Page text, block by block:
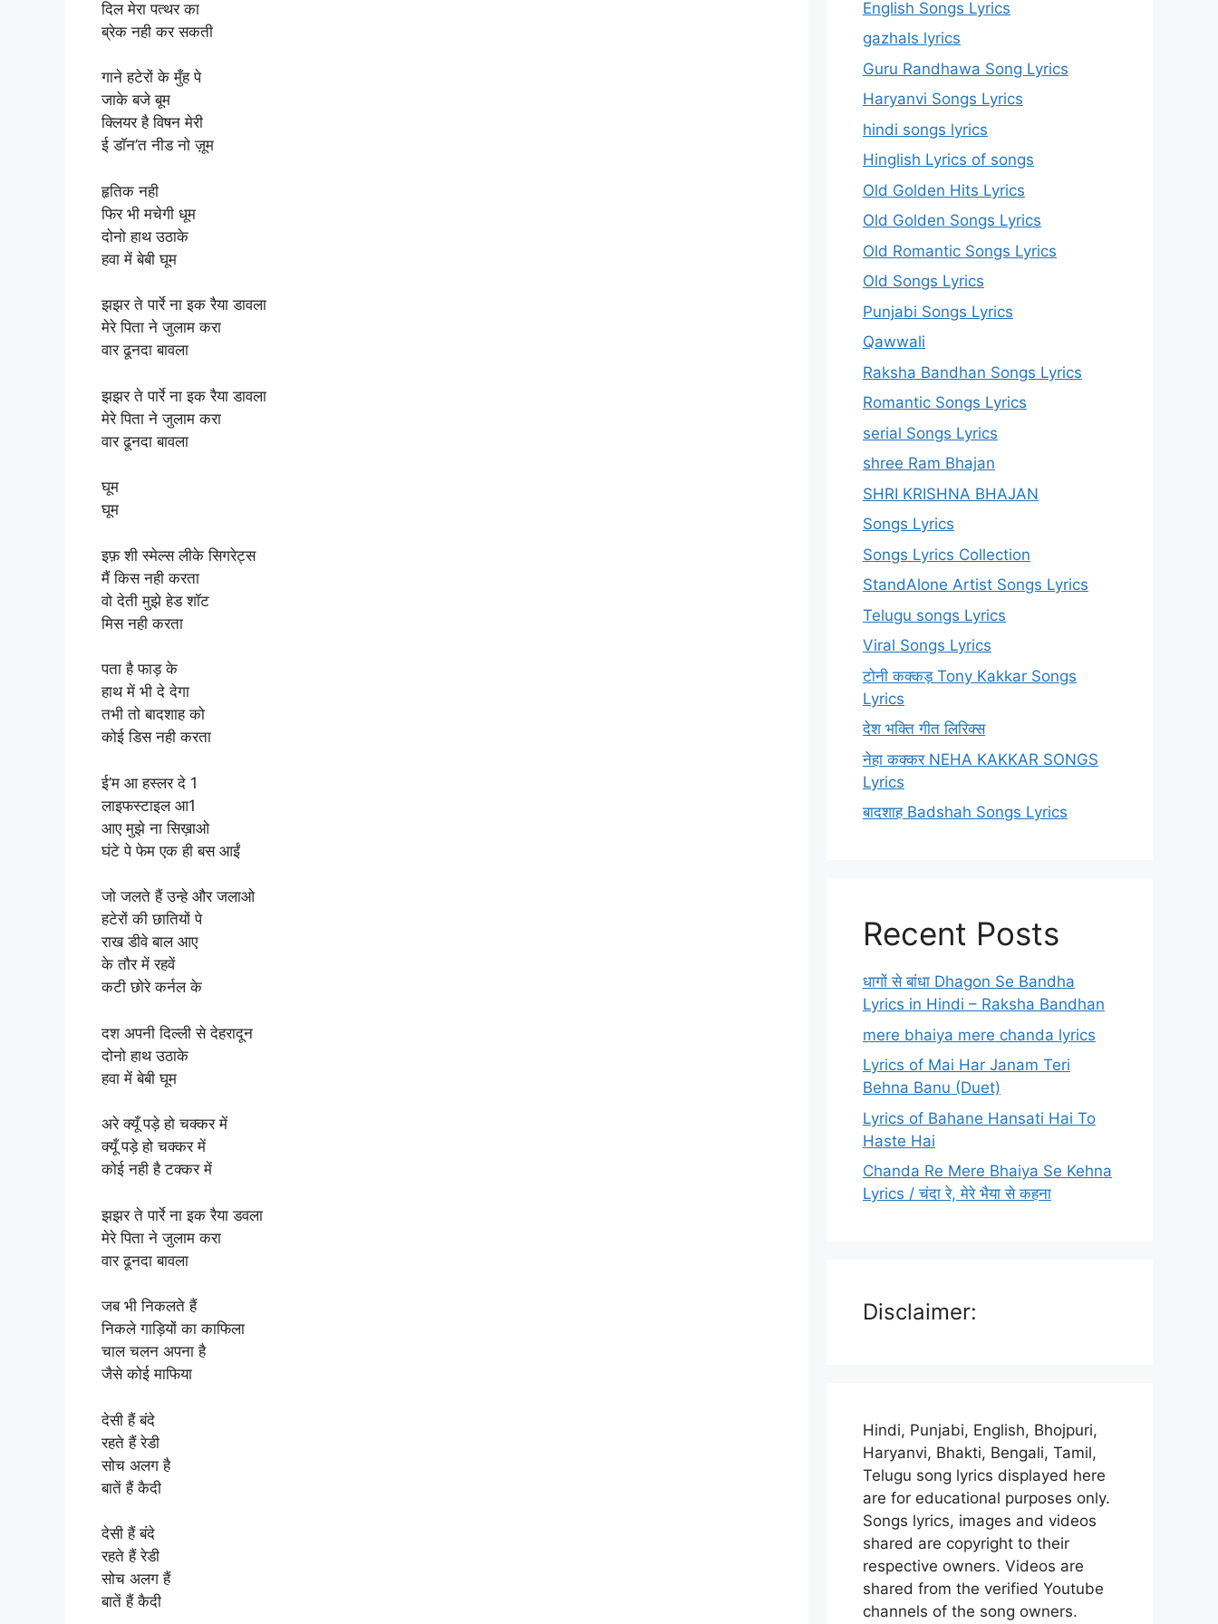
दिल मेरा पत्थर का
ब्रेक नही कर सकती
गाने हटेरों के मुँह पे
जाके बजे बूम
क्लियर है विषन मेरी
ई डॉन’त नीड नो ज़ूम
हृतिक नही
फिर भी मचेगी धूम
दोनो हाथ उठाके
हवा में बेबी घूम
झझर ते पार्रे ना इक रैया डावला
मेरे पिता ने जुलाम करा
वार ढूनदा बावला
झझर ते पार्रे ना इक रैया डावला
मेरे पिता ने जुलाम करा
वार ढूनदा बावला
घूम
घूम
इफ़ शी स्मेल्स लीके सिगरेट्स
मैं किस नही करता
वो देती मुझे हेड शॉट
मिस नही करता
पता है फाड़ के
हाथ में भी दे देगा
तभी तो बादशाह को
कोई डिस नही करता
ई’म आ हस्लर दे 1
लाइफस्टाइल आ1
आए मुझे ना सिख़ाओ
घंटे पे फेम एक ही बस आईं
जो जलते हैं उन्हे और जलाओ
हटेरों की छातियों पे
राख डीवे बाल आए
के तौर में रहवें
कटी छोरे कर्नल के
दश अपनी दिल्ली से देहरादून
दोनो हाथ उठाके
हवा में बेबी घूम
अरे क्यूँ पड़े हो चक्कर में
क्यूँ पड़े हो चक्कर में
कोई नही है टक्कर में
झझर ते पार्रे ना इक रैया डवला
मेरे पिता ने जुलाम करा
वार ढूनदा बावला
जब भी निकलते हैं
निकले गाड़ियों का काफिला
चाल चलन अपना है
जैसे कोई माफिया
देसी हैं बंदे
रहते हैं रेडी
सोच अलग है
बातें हैं कैदी
देसी हैं बंदे
रहते हैं रेडी
सोच अलग हैं
बातें हैं कैदी
English Songs Lyrics
gazhals lyrics
Guru Randhawa Song Lyrics
Haryanvi Songs Lyrics
hindi songs lyrics
Hinglish Lyrics of songs
Old Golden Hits Lyrics
Old Golden Songs Lyrics
Old Romantic Songs Lyrics
Old Songs Lyrics
Punjabi Songs Lyrics
Qawwali
Raksha Bandhan Songs Lyrics
Romantic Songs Lyrics
serial Songs Lyrics
shree Ram Bhajan
SHRI KRISHNA BHAJAN
Songs Lyrics
Songs Lyrics Collection
StandAlone Artist Songs Lyrics
Telugu songs Lyrics
Viral Songs Lyrics
टोनी कक्कड़ Tony Kakkar Songs
Lyrics
देश भक्ति गीत लिरिक्स
नेहा कक्कर NEHA KAKKAR SONGS
Lyrics
बादशाह Badshah Songs Lyrics
Recent Posts
धागों से बांधा Dhagon Se Bandha
Lyrics in Hindi – Raksha Bandhan
mere bhaiya mere chanda lyrics
Lyrics of Mai Har Janam Teri
Behna Banu (Duet)
Lyrics of Bahane Hansati Hai To
Haste Hai
Chanda Re Mere Bhaiya Se Kehna
Lyrics / चंदा रे, मेरे भैया से कहना
Disclaimer:
Hindi, Punjabi, English, Bhojpuri,
Haryanvi, Bhakti, Bengali, Tamil,
Telugu song lyrics displayed here
are for educational purposes only.
Songs lyrics, images and videos
shared are copyright to their
respective owners. Videos are
shared from the verified Youtube
channels of the song owners.